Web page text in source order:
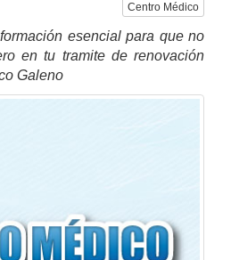
Centro Médico
esencial para que no
en tu tramite de renovación
Galeno